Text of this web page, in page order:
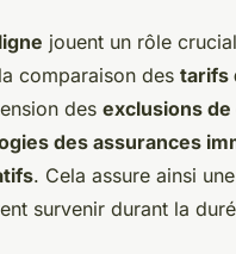
jouent un rôle
comparaison des tarifs
des exclusions de
des assurances
. Cela assure ainsi
survenir durant la